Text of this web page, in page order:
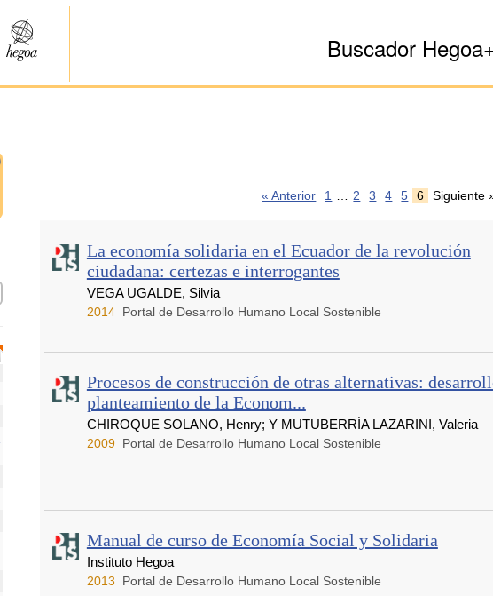
Buscador
« Anterior 1 … 2 3 4 5 6 Siguiente
La economía solidaria en el Ecuador de la revolución
ciudadana: certezas e interrogantes
VEGA UGALDE, Silvia
2014 Portal de Desarrollo Humano Local Sostenible
Procesos de construcción de otras alternativas:
planteamiento de la Econom...
CHIROQUE SOLANO, Henry; Y MUTUBERRÍA LAZARINI, Valeria
2009 Portal de Desarrollo Humano Local Sostenible
Manual de curso de Economía Social y Solidaria
Instituto Hegoa
2013 Portal de Desarrollo Humano Local Sostenible